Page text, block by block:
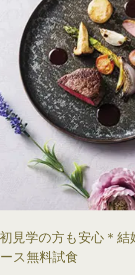
見学の方も安心＊
ス無料試食